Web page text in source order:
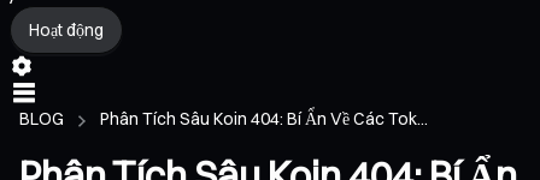
Hoạt động
BLOG Phân Tích Sâu Koin 404: Bí Ẩn Về Các Tok...